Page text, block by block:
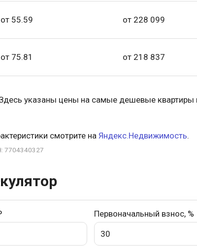
от 55.59 от 228 099
от 75.81 от 218 837
указаны цены на самые дешевые
смотрите на Яндекс.Недвижимость.
7704340327
Первоначальный взнос, %